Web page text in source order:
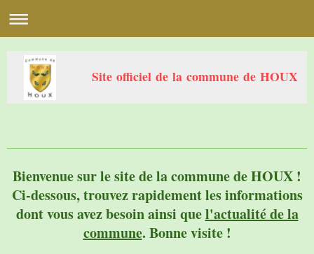
Site officiel de la commune de HOUX
Bienvenue sur le site de la commune de HOUX !
Ci-dessous, trouvez rapidement les informations
dont vous avez besoin ainsi quel'actualité de la
commune. Bonne visite !